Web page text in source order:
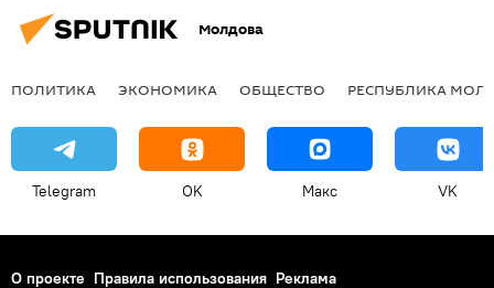
Молдова
ПОЛИТИКА ЭКОНОМИКА ОБЩЕСТВО РЕСПУБЛИКА
Telegram OK Макс VK
О проекте Правила использования Реклама